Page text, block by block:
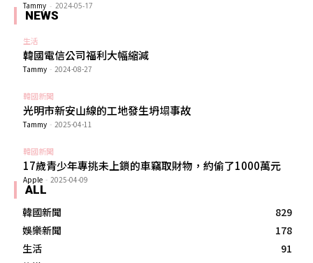
Tammy - 2024-05-17
NEWS
生活
韓國電信公司福利大幅縮減
Tammy - 2024-08-27
韓國新聞
光明市新安山線的工地發生坍塌事故
Tammy - 2025-04-11
韓國新聞
17歲青少年專挑未上鎖的車竊取財物，約偷了1000萬元
Apple - 2025-04-09
ALL
韓國新聞
829
娛樂新聞
178
生活
91